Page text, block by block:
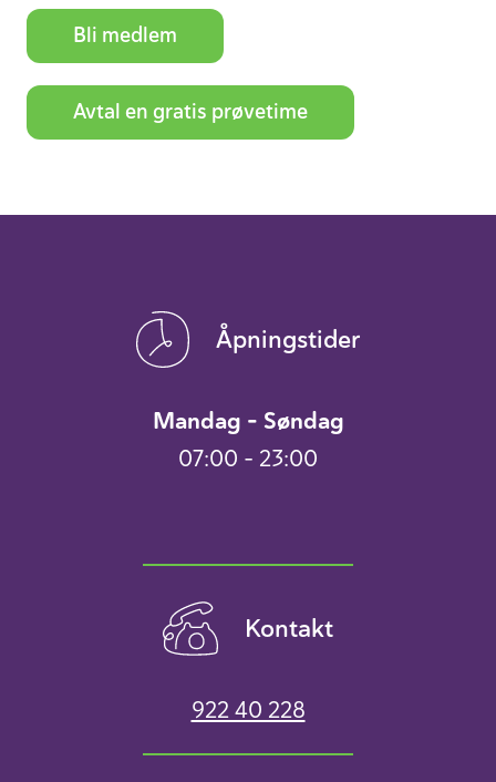
Bli medlem
Avtal en gratis prøve­time
Åpningstider
Mandag – Søndag
07:00 – 23:00
Kontakt
922 40 228